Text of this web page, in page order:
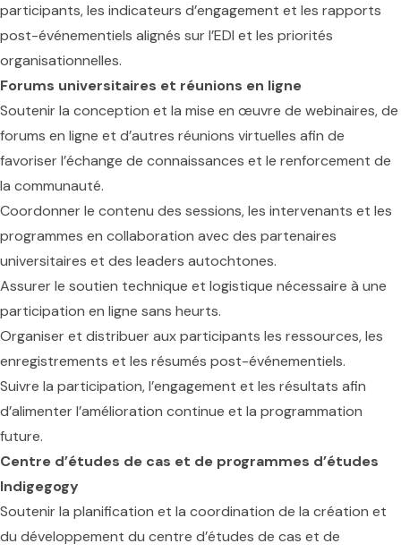
participants, les indicateurs d’engagement et les rapports
post-événementiels alignés sur l’EDI et les priorités
organisationnelles.
Forums universitaires et réunions en ligne
Soutenir la conception et la mise en œuvre de webinaires, de
forums en ligne et d’autres réunions virtuelles afin de
favoriser l’échange de connaissances et le renforcement de
la communauté.
Coordonner le contenu des sessions, les intervenants et les
programmes en collaboration avec des partenaires
universitaires et des leaders autochtones.
Assurer le soutien technique et logistique nécessaire à une
participation en ligne sans heurts.
Organiser et distribuer aux participants les ressources, les
enregistrements et les résumés post-événementiels.
Suivre la participation, l’engagement et les résultats afin
d’alimenter l’amélioration continue et la programmation
future.
Centre d’études de cas et de programmes d’études
Indigegogy
Soutenir la planification et la coordination de la création et
du développement du centre d’études de cas et de